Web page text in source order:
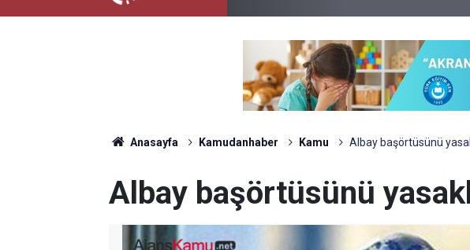
Anasayfa Kamudanhaber Kamu Albay başörtüsünü
Albay başörtüsünü